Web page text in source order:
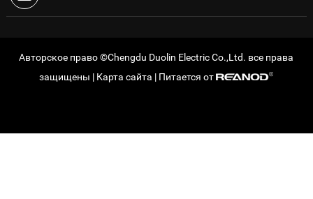
Авторское право ©Chengdu Duolin Electric Co.,Ltd. все права
защищены | Карта сайта | Питается от